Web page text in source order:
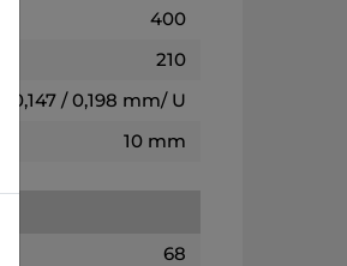
400
210
/ 0,147 / 0,198 mm/ U
10 mm
68